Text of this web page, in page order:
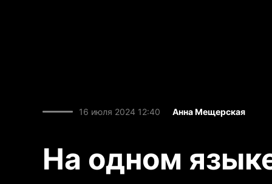
16 июля 2024 12:40 Анна Мещерская
На одном